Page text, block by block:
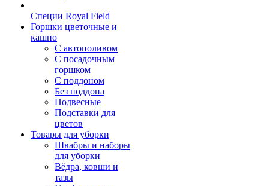
Специи Royal Field
Горшки цветочные и
кашпо
С автополивом
С посадочным
горшком
С поддоном
Без поддона
Подвесные
Подставки для
цветов
Товары для уборки
Швабры и наборы
для уборки
Вёдра, ковши и
тазы